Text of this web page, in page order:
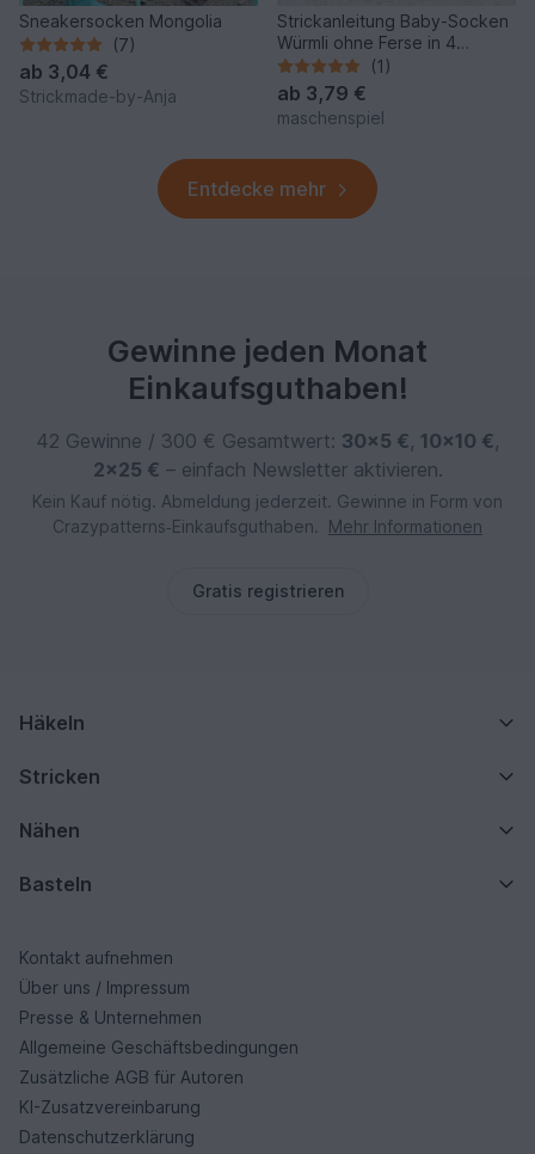
Sneakersocken Mongolia
(7)
ab 3,04 €
Strickmade-by-Anja
Strickanleitung Baby-Socken
Würmli ohne Ferse in 4
Größen #377(1)
ab 3,79 €
maschenspiel
Entdecke mehr
Gewinne jeden Monat
Einkaufsguthaben!
42 Gewinne / 300 € Gesamtwert: 30×5 €, 10×10 €,
2×25 € – einfach Newsletter aktivieren.
Kein Kauf nötig. Abmeldung jederzeit. Gewinne in Form von
Crazypatterns‑Einkaufsguthaben.
Mehr Informationen
Gratis registrieren
Häkeln
Stricken
Nähen
Basteln
Kontakt aufnehmen
Über uns / Impressum
Presse & Unternehmen
Allgemeine Geschäftsbedingungen
Zusätzliche AGB für Autoren
KI-Zusatzvereinbarung
Datenschutzerklärung